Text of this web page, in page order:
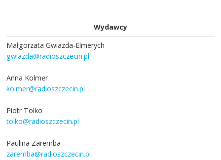
Wydawcy
Małgorzata Gwiazda-Elmerych
gwiazda@radioszczecin.pl
Anna Kolmer
kolmer@radioszczecin.pl
Piotr Tolko
tolko@radioszczecin.pl
Paulina Zaremba
zaremba@radioszczecin.pl